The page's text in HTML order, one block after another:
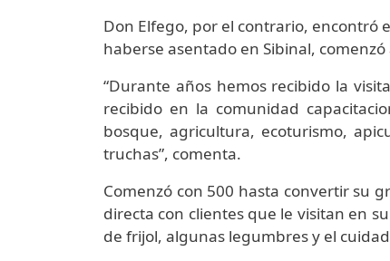
Don Elfego, por el contrario, encontró
haberse asentado en Sibinal,
“Durante años hemos recibido la
recibido en la comunidad
bosque, agricultura, ecoturismo,
truchas”, comenta.
Comenzó con 500 hasta convertir su
directa con clientes que le visitan en
de frijol, algunas legumbres y el